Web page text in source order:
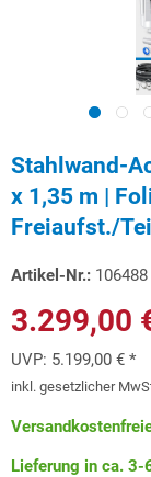
Stahlwand-
x 1,35 m |
Freiaufst./
Artikel-Nr.: 106488
3.299,00
UVP: 5.199,00 € *
inkl. gesetzlicher
Lieferung in ca. 3-